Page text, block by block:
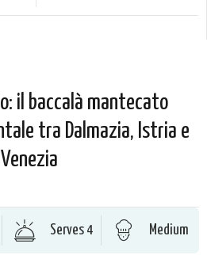
il baccalà mantecato
tra Dalmazia, Istria e
Venezia
Serves 4 Medium